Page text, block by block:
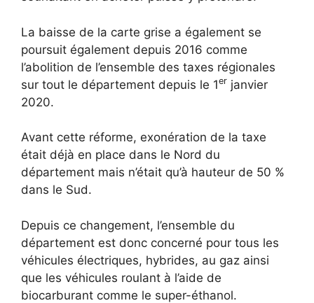
La baisse de la carte grise a également se
poursuit également depuis 2016 comme
l’abolition de l’ensemble des taxes régionales
sur tout le département depuis le 1er janvier
2020.
Avant cette réforme, exonération de la taxe
était déjà en place dans le Nord du
département mais n’était qu’à hauteur de 50 %
dans le Sud.
Depuis ce changement, l’ensemble du
département est donc concerné pour tous les
véhicules électriques, hybrides, au gaz ainsi
que les véhicules roulant à l’aide de
biocarburant comme le super-éthanol.